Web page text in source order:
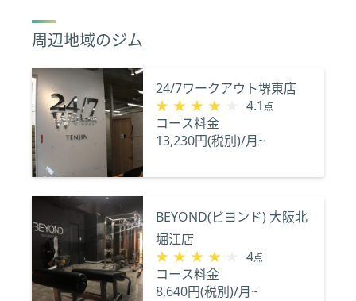
周辺地域のジム
24/7ワークアウト堺東店
★★★★★
★★★★★ 4.1 点
コース料金
13,230円(税別)/月~
BEYOND(ビヨンド) 大阪北
堀江店
★★★★★
★★★★★ 4点
コース料金
8,640円(税別)/月~